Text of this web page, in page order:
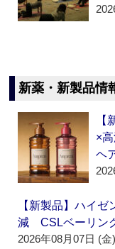
新薬・新製品情
×
ヘ
【新製品】ハイ
減 CSLベーリン
2026年08月07日 (金)